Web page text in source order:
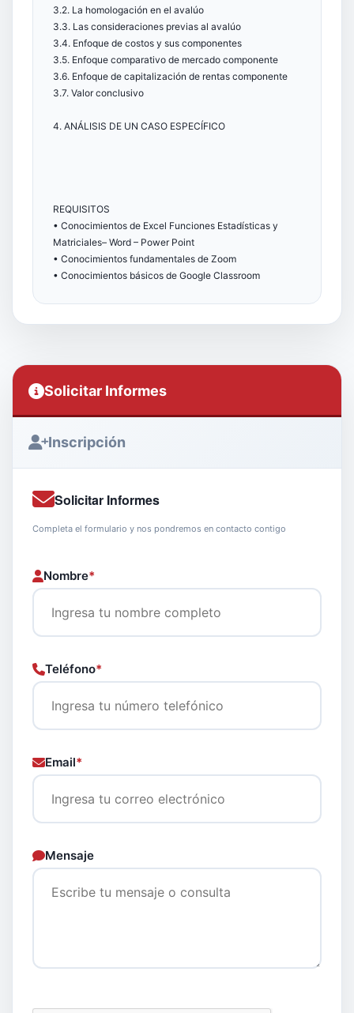
3.2. La homologación en el avalúo
3.3. Las consideraciones previas al avalúo
3.4. Enfoque de costos y sus componentes
3.5. Enfoque comparativo de mercado componente
3.6. Enfoque de capitalización de rentas componente
3.7. Valor conclusivo
4. ANÁLISIS DE UN CASO ESPECÍFICO
REQUISITOS
• Conocimientos de Excel Funciones Estadísticas y
Matriciales– Word – Power Point
• Conocimientos fundamentales de Zoom
• Conocimientos básicos de Google Classroom
Solicitar Informes
Inscripción
Solicitar Informes
Completa el formulario y nos pondremos en contacto contigo
Nombre*
Teléfono*
Email*
Mensaje